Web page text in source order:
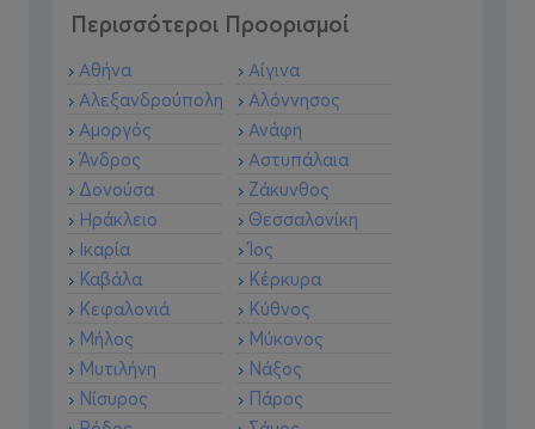
Περισσότεροι Προορισμοί
Αθήνα
Αίγινα
Αλεξανδρούπολη
Αλόννησος
Αμοργός
Ανάφη
Άνδρος
Αστυπάλαια
Δονούσα
Ζάκυνθος
Ηράκλειο
Θεσσαλονίκη
Ικαρία
Ίος
Καβάλα
Κέρκυρα
Κεφαλονιά
Κύθνος
Μήλος
Μύκονος
Μυτιλήνη
Νάξος
Νίσυρος
Πάρος